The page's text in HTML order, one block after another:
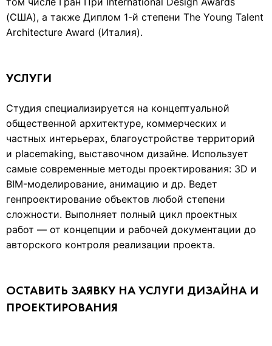
(США), а также Диплом 1-й степени The Young Talent
Architecture Award (Италия).
УСЛУГИ
Студия специализируется на концептуальной
общественной архитектуре, коммерческих и
частных интерьерах, благоустройстве территорий
и placemaking, выставочном дизайне. Использует
самые современные методы проектирования: 3D и
BIM-моделирование, анимацию и др. Ведет
генпроектирование объектов любой степени
сложности. Выполняет полный цикл проектных
работ — от концепции и рабочей документации до
авторского контроля реализации проекта.
ОСТАВИТЬ ЗАЯВКУ НА УСЛУГИ ДИЗАЙНА И
ПРОЕКТИРОВАНИЯ